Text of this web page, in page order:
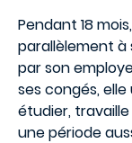
Pendant 18
parallèlement à
par son
ses congés,
étudier,
une période